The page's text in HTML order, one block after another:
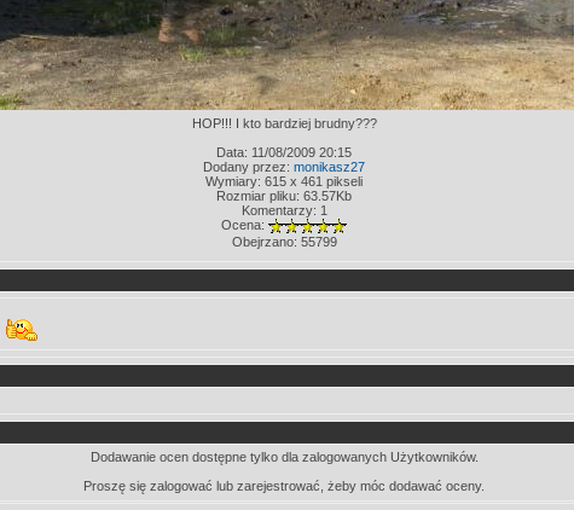
HOP!!! I kto bardziej brudny???
Data: 11/08/2009 20:15
Dodany przez: monikasz27
Wymiary: 615 x 461 pikseli
Rozmiar pliku: 63.57Kb
Komentarzy: 1
Ocena:
Obejrzano: 55799
Dodawanie ocen dostępne tylko dla zalogowanych Użytkowników.
Proszę się zalogować lub zarejestrować, żeby móc dodawać oceny.